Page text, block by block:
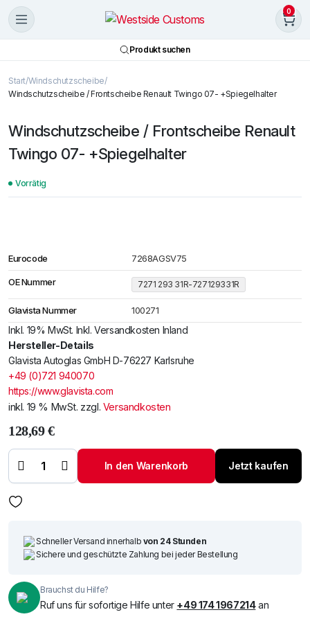
0
Produkt suchen
Start Windschutzscheibe
Windschutzscheibe / Frontscheibe Renault Twingo 07- +Spiegelhalter
Windschutzscheibe / Frontscheibe Renault
Twingo 07- +Spiegelhalter
Vorrätig
Eurocode 7268AGSV75
OE Nummer 7271 293 31R-727129331R
Glavista Nummer 100271
Inkl. 19% MwSt. Inkl. Versandkosten Inland
Hersteller-Details
Glavista Autoglas GmbH D-76227 Karlsruhe
+49 (0)721 940070
https://www.glavista.com
inkl. 19 % MwSt. zzgl. Versandkosten
128,69€
/ Frontscheibe
Renault Twingo 07-
Menge
In den Warenkorb Jetzt kaufen
Schneller Versand innerhalb von 24 Stunden
Sichere und geschützte Zahlung bei jeder Bestellung
Brauchst du Hilfe?
Ruf uns für sofortige Hilfe unter +49 174 1967214an